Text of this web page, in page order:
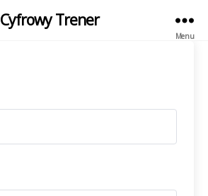
Cyfrowy Trener
Menu